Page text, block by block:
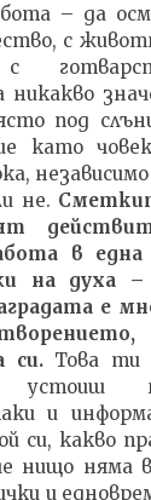
– да
с
с
никакво
под
като
не.
в една
на духа
е
си.Това ти
устоиш
и
си, какво
нищо няма
и